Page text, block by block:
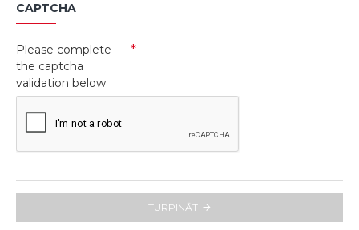
CAPTCHA
Please complete
the captcha
validation below
TURPINĀT